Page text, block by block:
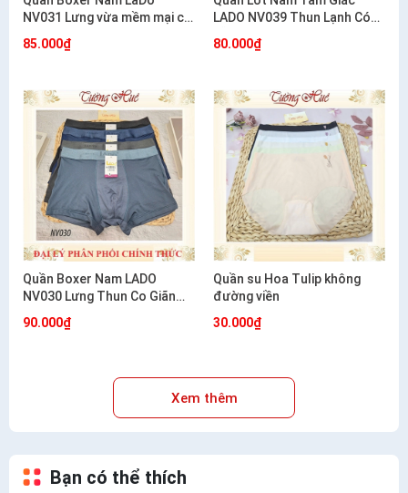
NV031 Lưng vừa mềm mại co
85.000₫
LADO NV039 Thun Lạnh Có
Mẻ
80.000₫
Quần Boxer Nam LADO
NV030 Lưng Thun Co Giãn
90.000₫
Quần su Hoa Tulip không
đường viền
30.000₫
Xem thêm
Bạn có thể thích